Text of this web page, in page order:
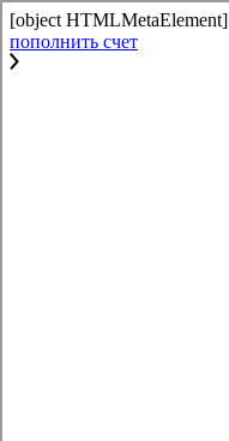
[object HTMLMetaElement]
пополнить счет